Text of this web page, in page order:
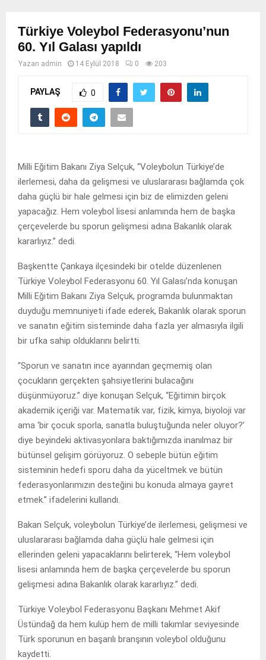
Türkiye Voleybol Federasyonu’nun
60. Yıl Galası yapıldı
Yazan admin 14 Eylül 2018 0 203
PAYLAŞ 0
Milli Eğitim Bakanı Ziya Selçuk, “Voleybolun Türkiye’de
ilerlemesi, daha da gelişmesi ve uluslararası bağlamda çok
daha güçlü bir hale gelmesi için biz de elimizden geleni
yapacağız. Hem voleybol lisesi anlamında hem de başka
çerçevelerde bu sporun gelişmesi adına Bakanlık olarak
kararlıyız.” dedi.
Başkentte Çankaya ilçesindeki bir otelde düzenlenen
Türkiye Voleybol Federasyonu 60. Yıl Galası’nda konuşan
Milli Eğitim Bakanı Ziya Selçuk, programda bulunmaktan
duyduğu memnuniyeti ifade ederek, Bakanlık olarak sporun
ve sanatın eğitim sisteminde daha fazla yer almasıyla ilgili
bir ufka sahip olduklarını belirtti.
“Sporun ve sanatın ince ayarından geçmemiş olan
çocukların gerçekten şahsiyetlerini bulacağını
düşünmüyoruz.” diye konuşan Selçuk, “Eğitimin birçok
akademik içeriği var. Matematik var, fizik, kimya, biyoloji var
ama ‘bir çocuk sporla, sanatla buluştuğunda neler oluyor?’
diye beyindeki aktivasyonlara baktığımızda inanılmaz bir
bütünsel gelişim görüyoruz. O sebeple bütün eğitim
sisteminin hedefi sporu daha da yüceltmek ve bütün
federasyonlarımızın desteğini bu konuda almaya gayret
etmek.” ifadelerini kullandı.
Bakan Selçuk, voleybolun Türkiye’de ilerlemesi, gelişmesi ve
uluslararası bağlamda daha güçlü hale gelmesi için
ellerinden geleni yapacaklarını belirterek, “Hem voleybol
lisesi anlamında hem de başka çerçevelerde bu sporun
gelişmesi adına Bakanlık olarak kararlıyız.” dedi.
Türkiye Voleybol Federasyonu Başkanı Mehmet Akif
Üstündağ da hem kulüp hem de milli takımlar seviyesinde
Türk sporunun en başarılı branşının voleybol olduğunu
kaydetti.